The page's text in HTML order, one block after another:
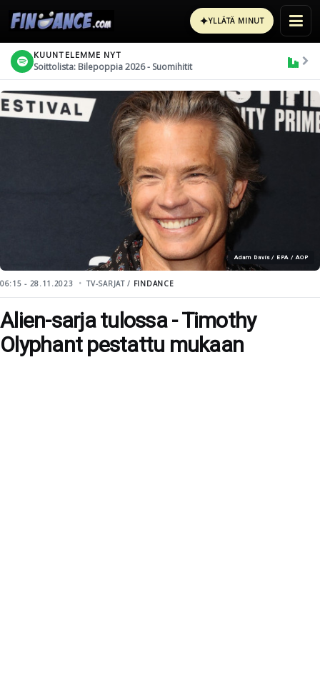
✦YLLÄTÄ MINUT
KUUNTELEMME NYT
Soittolista: Bilepoppia 2026 - Suomihitit
Adam Davis / EPA / AOP
06:15 - 28.11.2023 TV-SARJAT / FINDANCE
Alien-sarja tulossa - Timothy
Olyphant pestattu mukaan